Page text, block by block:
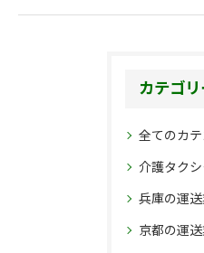
カテゴリ
全てのカ
介護タク
兵庫の運
京都の運